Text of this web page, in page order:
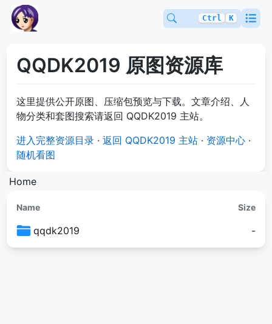
Ctrl K
QQDK2019 原图资源库
这里提供公开原图、压缩包预览与下载。文章介绍、人
物分类和套图搜索请返回 QQDK2019 主站。
进入完整资源目录 ·返回 QQDK2019 主站 · 资源中心 ·
随机看图
Home
Name Size
qqdk2019 -